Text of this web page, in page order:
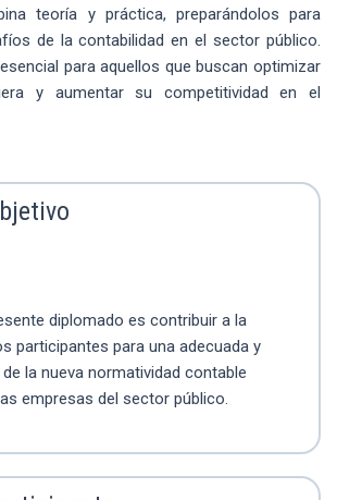
teoría y práctica, preparándolos para
de la contabilidad en el sector público.
para aquellos que buscan optimizar
y aumentar su competitividad en el
diplomado es contribuir a la
participantes para una adecuada y
la nueva normatividad contable
empresas del sector público.